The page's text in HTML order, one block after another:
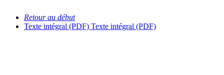
Retour au début
Texte intégral (PDF) Texte intégral (PDF)